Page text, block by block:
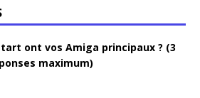
ont vos Amiga principaux ? (3
maximum)